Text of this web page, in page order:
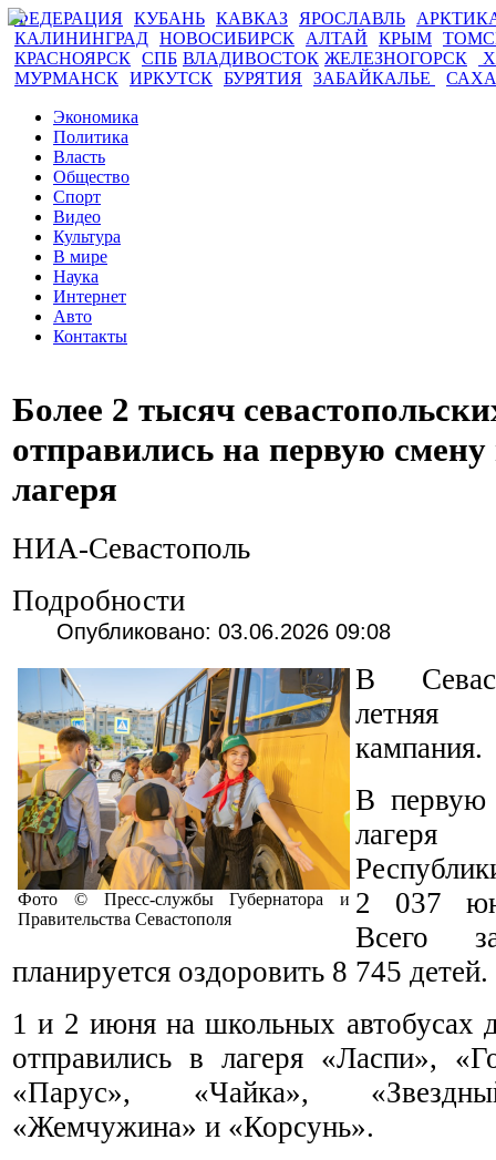
ФЕДЕРАЦИЯ КУБАНЬ КАВКАЗ ЯРОСЛАВЛЬ
КАЛИНИНГРАД НОВОСИБИРСК АЛТАЙ КРЫМ
КРАСНОЯРСК СПБ ВЛАДИВОСТОК ЖЕЛЕЗНОГОРСК
МУРМАНСК ИРКУТСК БУРЯТИЯ ЗАБАЙКАЛЬЕ САХА
Экономика
Политика
Власть
Общество
Спорт
Видео
Культура
В мире
Наука
Интернет
Авто
Контакты
Более 2 тысяч
отправились на первую смену
лагеря
НИА-Севастополь
Подробности
Опубликовано: 03.06.2026 09:08
Фото © Пресс-службы Губернатора и
Правительства Севастополя
В
летняя
кампания.
В первую
лагеря
2 037
Всего
планируется оздоровить 8 745 детей.
1 и 2 июня на школьных автобусах
отправились в лагеря «Ласпи»,
«Парус», «Чайка»,
«Жемчужина» и «Корсунь».